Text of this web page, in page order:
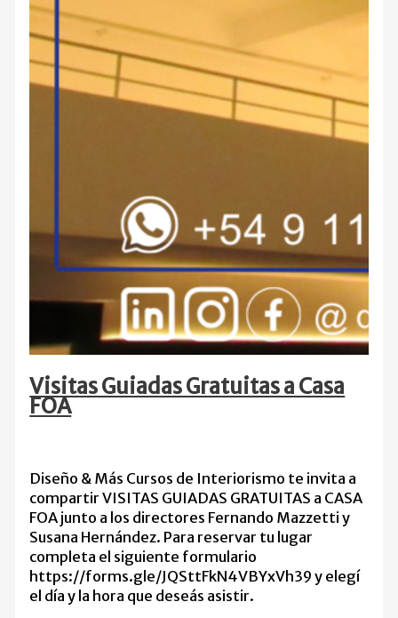
Visitas Guiadas Gratuitas a Casa
FOA
Diseño & Más Cursos de Interiorismo te invita a
compartir VISITAS GUIADAS GRATUITAS a CASA
FOA junto a los directores Fernando Mazzetti y
Susana Hernández. Para reservar tu lugar
completa el siguiente formulario
https://forms.gle/JQSttFkN4VBYxVh39 y elegí
el día y la hora que deseás asistir.